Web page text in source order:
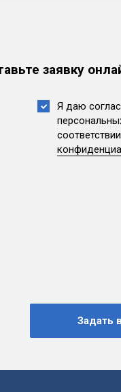
заявку
Я даю